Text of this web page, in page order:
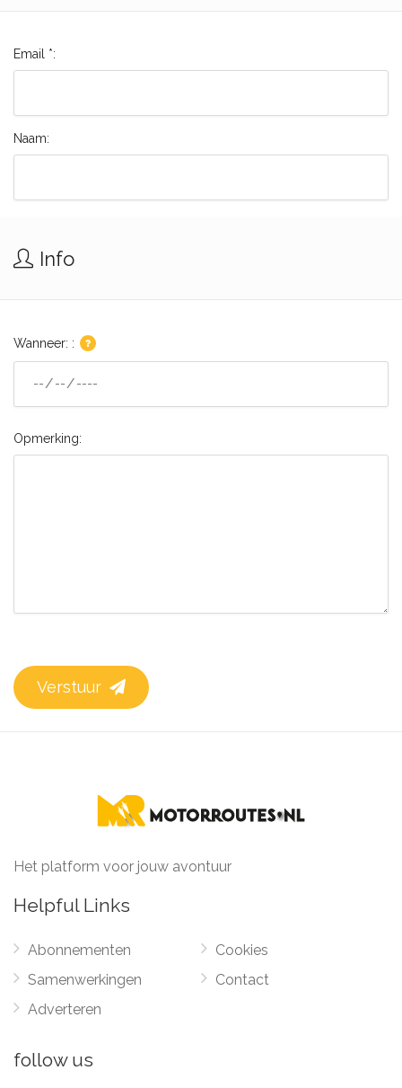
Email *:
Naam:
Info
Wanneer: :
Opmerking:
Verstuur
Het platform voor jouw avontuur
Helpful Links
Abonnementen
Samenwerkingen
Adverteren
Cookies
Contact
follow us